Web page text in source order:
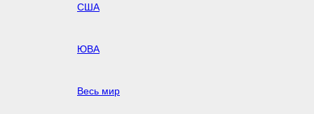
США
ЮВА
Весь мир